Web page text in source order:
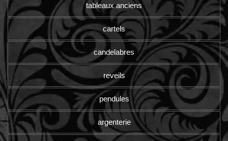
tableaux anciens
cartels
candelabres
reveils
pendules
argenterie